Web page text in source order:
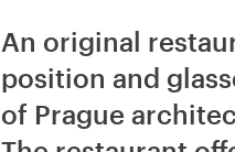
An original
position and
of Prague